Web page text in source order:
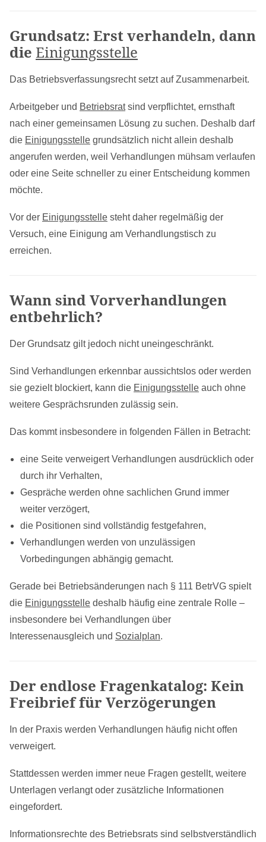
Grundsatz: Erst verhandeln, dann
die Einigungsstelle
Das Betriebsverfassungsrecht setzt auf Zusammenarbeit.
Arbeitgeber und Betriebsratsind verpflichtet, ernsthaft
nach einer gemeinsamen Lösung zu suchen. Deshalb darf
die Einigungsstelle grundsätzlich nicht allein deshalb
angerufen werden, weil Verhandlungen mühsam verlaufen
oder eine Seite schneller zu einer Entscheidung kommen
möchte.
Vor der Einigungsstelle steht daher regelmäßig der
Versuch, eine Einigung am Verhandlungstisch zu
erreichen.
Wann sind Vorverhandlungen
entbehrlich?
Der Grundsatz gilt jedoch nicht uneingeschränkt.
Sind Verhandlungen erkennbar aussichtslos oder werden
sie gezielt blockiert, kann die Einigungsstelle auch ohne
weitere Gesprächsrunden zulässig sein.
Das kommt insbesondere in folgenden Fällen in Betracht:
eine Seite verweigert Verhandlungen ausdrücklich oder
durch ihr Verhalten,
Gespräche werden ohne sachlichen Grund immer
weiter verzögert,
die Positionen sind vollständig festgefahren,
Verhandlungen werden von unzulässigen
Vorbedingungen abhängig gemacht.
Gerade bei Betriebsänderungen nach § 111 BetrVG spielt
die Einigungsstelle deshalb häufig eine zentrale Rolle –
insbesondere bei Verhandlungen über
Interessenausgleich und Sozialplan.
Der endlose Fragenkatalog: Kein
Freibrief für Verzögerungen
In der Praxis werden Verhandlungen häufig nicht offen
verweigert.
Stattdessen werden immer neue Fragen gestellt, weitere
Unterlagen verlangt oder zusätzliche Informationen
eingefordert.
Informationsrechte des Betriebsrats sind selbstverständlich